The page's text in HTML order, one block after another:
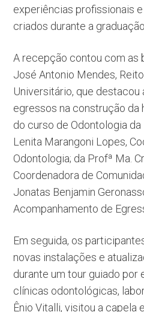
experiências profissionais
criados durante a graduação.
A recepção contou com as
José Antonio Mendes,
Universitário, que destacou
egressos na construção da
do curso de Odontologia da
Lenita Marangoni Lopes,
Odontologia; da Profª Ma.
Coordenadora de
Jonatas Benjamin
Acompanhamento de
Em seguida, os
novas instalações e
durante um tour guiado por
clínicas odontológicas,
Ênio Vitalli, visitou a capela